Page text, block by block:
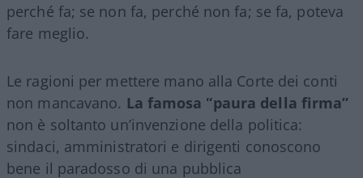
perché fa; se non fa, perché non fa; se fa, poteva
fare meglio.
Le ragioni per mettere mano alla Corte dei conti
non mancavano. La famosa “paura della firma”
non è soltanto un’invenzione della politica:
sindaci, amministratori e dirigenti conoscono
bene il paradosso di una pubblica